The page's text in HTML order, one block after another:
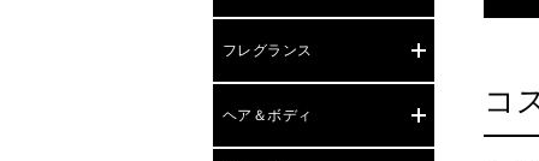
フレグランス
ヘア＆ボディ コ